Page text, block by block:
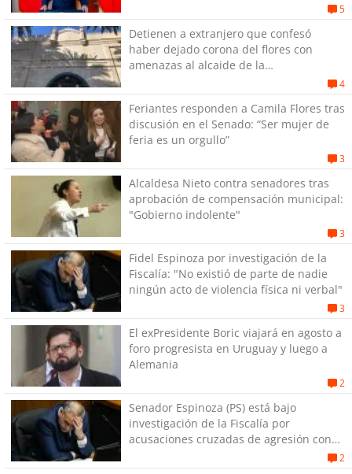
5
Detienen a extranjero que confesó
haber dejado corona del flores con
amenazas al alcaide de la
4
Feriantes responden a Camila Flores tras
discusión en el Senado: “Ser mujer de
feria es un orgullo”
3
Alcaldesa Nieto contra senadores tras
aprobación de compensación municipal:
"Gobierno indolente"
3
Fidel Espinoza por investigación de la
Fiscalía: "No existió de parte de nadie
ningún acto de violencia física ni verbal"
3
El exPresidente Boric viajará en agosto a
foro progresista en Uruguay y luego a
Alemania
2
Senador Espinoza (PS) está bajo
investigación de la Fiscalía por
acusaciones cruzadas de agresión con
2